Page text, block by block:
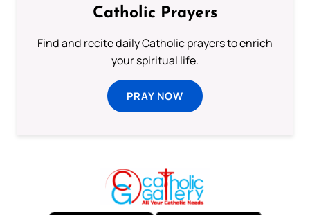
Catholic Prayers
Find and recite daily Catholic prayers to enrich
your spiritual life.
PRAY NOW